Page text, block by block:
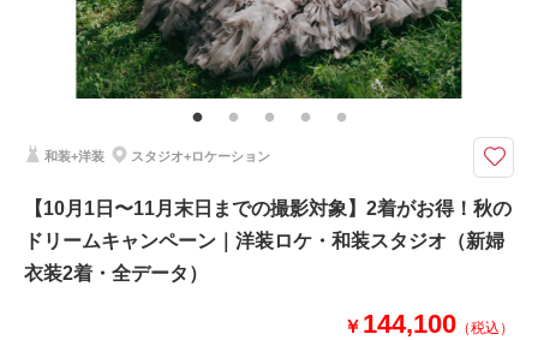
その他含むもの
★ロケ＋スタジオを特別価格でご案内！※2着目のヘアメイクチェンジご希
望の場合、22,000円追加 ※ブーケ（1スタイルにつき）をご希望の場合は別
途5,500円〜 ※衣装持ち込み料（衣装1点）…新婦33,000円、新郎11,000円
ロケ＋スタジオで撮影を楽しめる衣装2着プラン。新作衣装も続々入荷！お
・全データ（基本補正）
・衣装（新郎新婦）
・新婦ヘアメイク（1着分のみ）
和装+洋装 スタジオ+ロケーション
【10月1日〜11月末日までの撮影対象】2着がお得！秋の
ドリームキャンペーン｜洋装ロケ・和装スタジオ（新婦
衣装2着・全データ）
￥ 144,100 （税込）